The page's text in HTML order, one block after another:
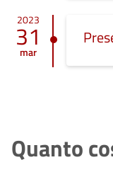
2023
31
mar
Quanto